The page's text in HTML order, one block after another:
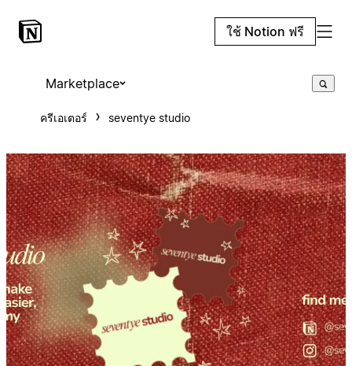
ใช้ Notion ฟรี
Marketplace
ครีเอเตอร์ seventye studio